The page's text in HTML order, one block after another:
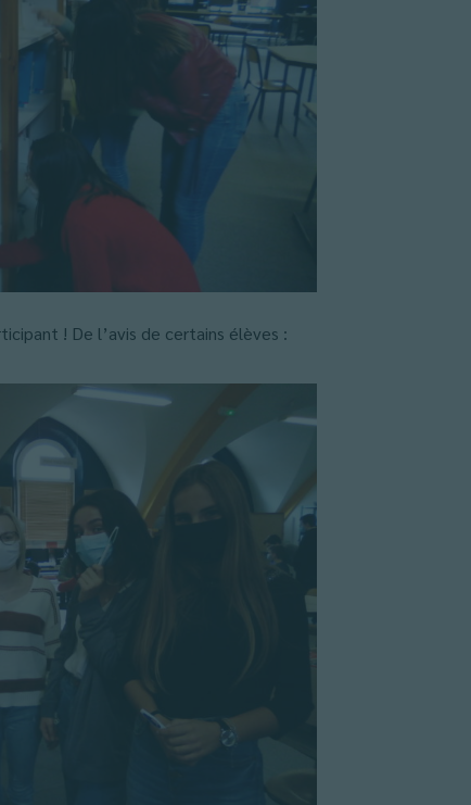
! De l’avis de certains élèves :